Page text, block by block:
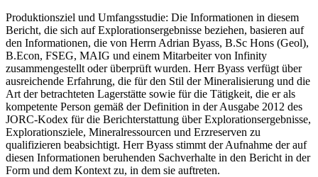
Produktionsziel und Umfangsstudie: Die Informationen in diesem
Bericht, die sich auf Explorationsergebnisse beziehen, basieren auf
den Informationen, die von Herrn Adrian Byass, B.Sc Hons (Geol),
B.Econ, FSEG, MAIG und einem Mitarbeiter von Infinity
zusammengestellt oder überprüft wurden. Herr Byass verfügt über
ausreichende Erfahrung, die für den Stil der Mineralisierung und die
Art der betrachteten Lagerstätte sowie für die Tätigkeit, die er als
kompetente Person gemäß der Definition in der Ausgabe 2012 des
JORC-Kodex für die Berichterstattung über Explorationsergebnisse,
Explorationsziele, Mineralressourcen und Erzreserven zu
qualifizieren beabsichtigt. Herr Byass stimmt der Aufnahme der auf
diesen Informationen beruhenden Sachverhalte in den Bericht in der
Form und dem Kontext zu, in dem sie auftreten.